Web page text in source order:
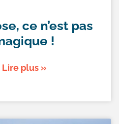
ce n’est pas
!
Lire plus »